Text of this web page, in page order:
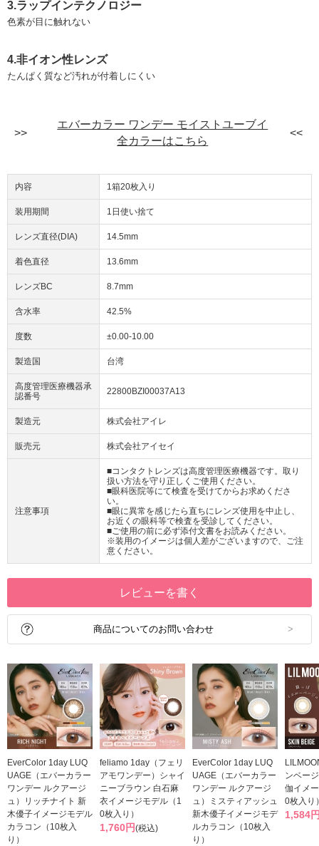
3.ラップインテクノロジー
色素が目に触れない
4.非イオン性レンズ
たんぱく質など汚れが付着しにくい
エバーカラー ワンデー モイストユーブイ
全カラーはこちら
内容 1箱20枚入り
装用期間 1日使い捨て
レンズ直径(DIA) 14.5mm
着色直径 13.6mm
レンズBC 8.7mm
含水率 42.5%
度数 ±0.00-10.00
製造国 台湾
高度管理医療機器承
認番号
22800BZI00037A13
製造元 株式会社アイレ
販売元 株式会社アイセイ
注意事項
■コンタクトレンズは高度管理医療機器です。取り
扱い方法を守り正しくご使用ください。
■眼科医院等にて検査を受けてからお求めくださ
い。
■眼に異常を感じたら直ちにレンズ使用を中止し、
お近くの眼科等で検査を受診してください。
■ご使用の前に必ず添付文書をお読みください。
※装用のイメージは個人差がございますので、ご注
意ください。
レビューを書く
商品についてのお問い合わせ
EverColor 1day LUQ
UAGE（エバーカラー
ワンデー ルクアージ
ュ）リッチナイト 新
木優子イメージモデル
カラコン（10枚入
り）
feliamo 1day（フェリ
アモワンデー）シャイ
ニーブラウン 白石麻
衣イメージモデル（1
0枚入り）
1,760円(税込)
EverColor 1day LUQ
UAGE（エバーカラー
ワンデー ルクアージ
ュ）ミスティアッシュ
新木優子イメージモデ
ルカラコン（10枚入
り）
ンベー
伽イメ
0枚入り
1,584